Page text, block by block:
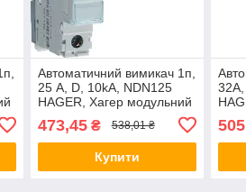
Автоматичний вимикач 1п,
25 А, D, 10kA, NDN125
HAGER, Хагер модульний
автомат для щитів і боксів
473,45₴ 538,01 ₴
Купити
32А,